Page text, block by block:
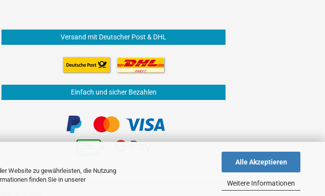
Website zu gewährleisten, die Nutzung
finden Sie in unserer
Alle Akzeptieren
Weitere Informationen
Versand mit Deutscher Post & DHL
Einfach und sicher Bezahlen